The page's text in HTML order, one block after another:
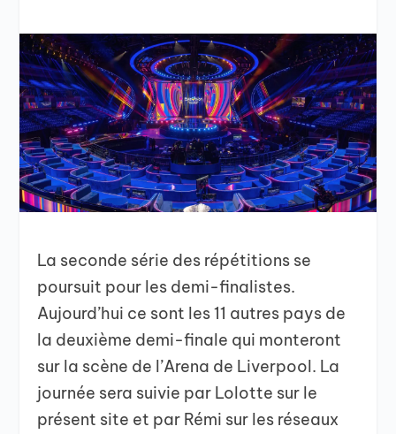
La seconde série des répétitions se
poursuit pour les demi-finalistes.
Aujourd’hui ce sont les 11 autres pays de
la deuxième demi-finale qui monteront
sur la scène de l’Arena de Liverpool. La
journée sera suivie par Lolotte sur le
présent site et par Rémi sur les réseaux